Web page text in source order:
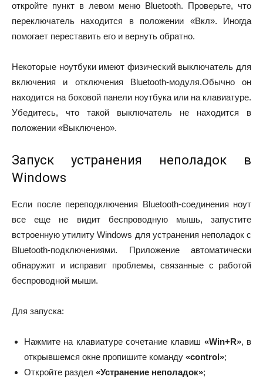
откройте пункт в левом меню Bluetooth. Проверьте, что
переключатель находится в положении «Вкл». Иногда
помогает переставить его и вернуть обратно.
Некоторые ноутбуки имеют физический выключатель для
включения и отключения Bluetooth-модуля.Обычно он
находится на боковой панели ноутбука или на клавиатуре.
Убедитесь, что такой выключатель не находится в
положении «Выключено».
Запуск устранения неполадок в
Windows
Если после переподключения Bluetooth-соединения ноут
все еще не видит беспроводную мышь, запустите
встроенную утилиту Windows для устранения неполадок с
Bluetooth-подключениями. Приложение автоматически
обнаружит и исправит проблемы, связанные с работой
беспроводной мыши.
Для запуска:
Нажмите на клавиатуре сочетание клавиш «Win+R», в
открывшемся окне пропишите команду «control»;
Откройте раздел «Устранение неполадок»;